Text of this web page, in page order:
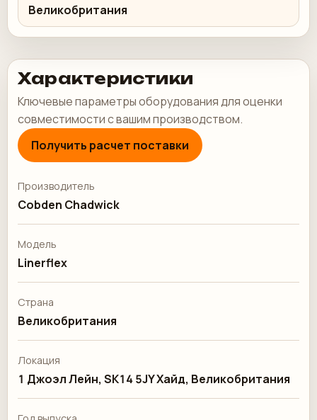
Великобритания
Характеристики
Ключевые параметры оборудования для оценки
совместимости с вашим производством.
Получить расчет поставки
Производитель
Cobden Chadwick
Модель
Linerflex
Страна
Великобритания
Локация
1 Джоэл Лейн, SK14 5JY Хайд, Великобритания